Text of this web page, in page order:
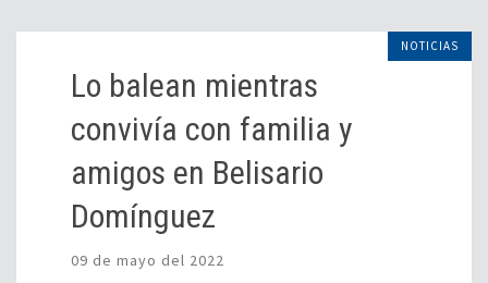
NOTICIAS
Lo balean mientras
convivía con familia y
amigos en Belisario
Domínguez
09 de mayo del 2022